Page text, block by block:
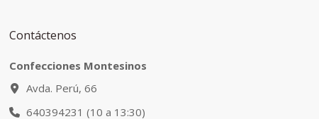
Contáctenos
Confecciones Montesinos
Avda. Perú, 66
640394231 (10 a 13:30)